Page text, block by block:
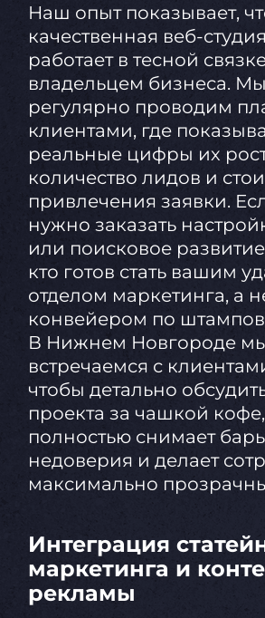
Наш опыт показывает,
качественная веб-
работает в тесной
владельцем бизнеса.
регулярно проводим
клиентами, где
реальные цифры их
количество лидов и
привлечения заявки.
нужно заказать
или поисковое
кто готов стать вашим
отделом маркетинга, а
конвейером по
В Нижнем Новгороде мы
встречаемся с
чтобы детально
проекта за чашкой
полностью снимает
недоверия и делает
максимально
Интеграция
маркетинга и
рекламы